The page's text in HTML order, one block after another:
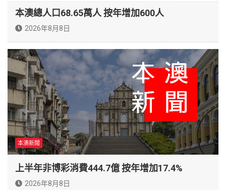
本澳總人口68.65萬人 按年增加600人
2026年8月8日
本澳新聞
上半年非博彩消費444.7億 按年增加17.4%
2026年8月8日